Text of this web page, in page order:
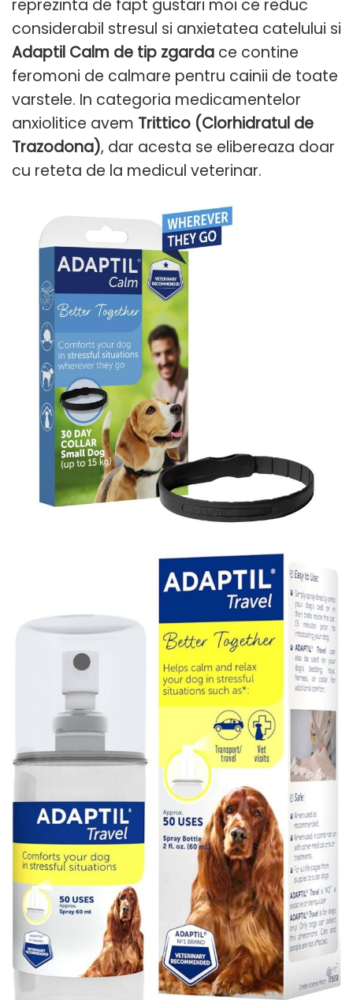
reprezinta de fapt gustari moi ce reduc
considerabil stresul si anxietatea catelului si
Adaptil Calm de tip zgarda ce contine
feromoni de calmare pentru cainii de toate
varstele. In categoria medicamentelor
anxiolitice avem Trittico (Clorhidratul de
Trazodona), dar acesta se elibereaza doar
cu reteta de la medicul veterinar.